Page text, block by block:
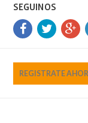
SEGUINOS
REGISTRATE